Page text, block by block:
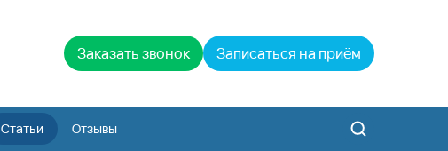
Заказать звонок Записаться на приём
Статьи Отзывы